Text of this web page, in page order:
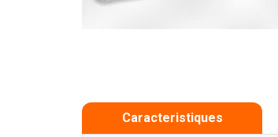
Caracteristiques